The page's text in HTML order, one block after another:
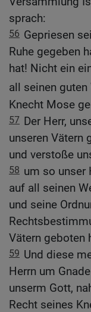
sprach:
56 Gepriesen
Ruhe gegeben
hat! Nicht ein
all seinen guten
Knecht Mose
57 Der Herr,
unseren Vätern
und verstoße
58 um so unser
auf all seinen
und seine
Vätern geboten
59 Und diese
Herrn um
unserm Gott,
Recht seines